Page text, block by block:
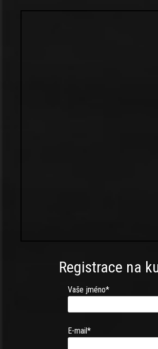
Registrace na
Vaše jméno*
E-mail*